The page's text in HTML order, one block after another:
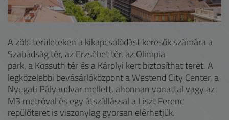
A zöld területeken a kikapcsolódást keresők számára a
Szabadság tér, az Erzsébet tér, az Olimpia
park, a Kossuth tér és a Károlyi kert biztosíthat teret. A
legközelebbi bevásárlóközpont a Westend City Center, a
Nyugati Pályaudvar mellett, ahonnan vonattal vagy az
M3 metróval és egy átszállással a Liszt Ferenc
repülőteret is viszonylag gyorsan elérhetjük.